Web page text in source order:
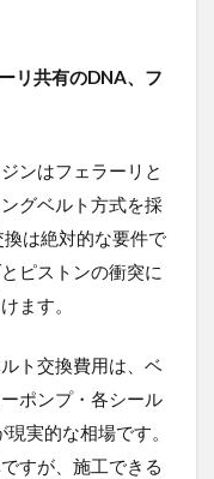
リ共有のDNA、フ
ンはフェラーリと
グベルト方式を採
は絶対的な要件で
ピストンの衝突に
ます。
ト交換費用は、ベ
ポンプ・各シール
実的な相場です。
すが、施工できる